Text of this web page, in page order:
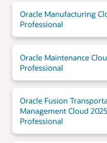
Oracle Manufacturing
Professional
Oracle Maintenance
Professional
Oracle Fusion
Management Cloud
Professional